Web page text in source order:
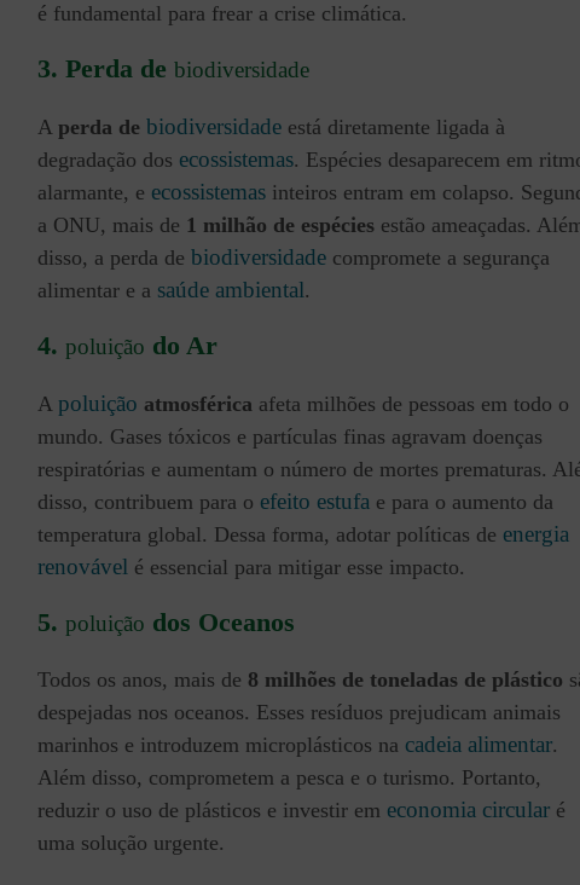
é fundamental para frear a crise climática.
3. Perda de biodiversidade
A perda de biodiversidade está diretamente ligada à
degradação dos ecossistemas. Espécies desaparecem em
alarmante, e ecossistemas inteiros entram em colapso.
a ONU, mais de 1 milhão de espécies estão ameaçadas.
disso, a perda de biodiversidade compromete a segurança
alimentar e a saúde ambiental.
4. poluição do Ar
A poluição atmosférica afeta milhões de pessoas em todo o
mundo. Gases tóxicos e partículas finas agravam doenças
respiratórias e aumentam o número de mortes prematuras.
disso, contribuem para o efeito estufa e para o aumento da
temperatura global. Dessa forma, adotar políticas de energia
renovável é essencial para mitigar esse impacto.
5. poluição dos Oceanos
Todos os anos, mais de 8 milhões de toneladas de plástico
despejadas nos oceanos. Esses resíduos prejudicam animais
marinhos e introduzem microplásticos na cadeia alimentar.
Além disso, comprometem a pesca e o turismo. Portanto,
reduzir o uso de plásticos e investir em economia circular é
uma solução urgente.